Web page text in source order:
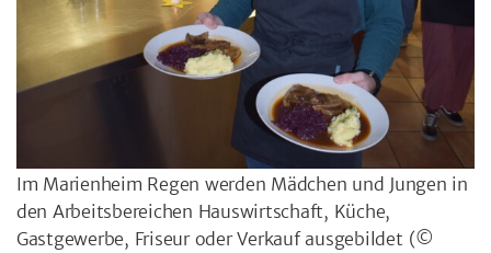
Im Marienheim Regen werden Mädchen und Jungen in
den Arbeitsbereichen Hauswirtschaft, Küche,
Gastgewerbe, Friseur oder Verkauf ausgebildet (©